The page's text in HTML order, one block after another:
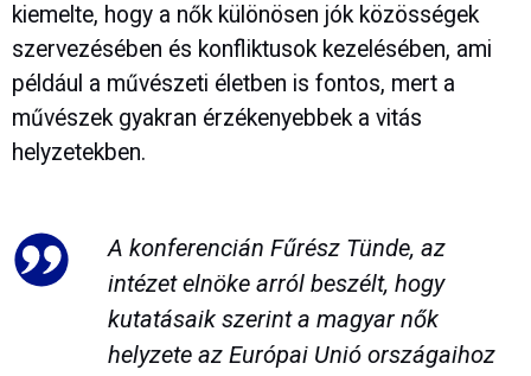
kiemelte, hogy a nők különösen jók közösségek
szervezésében és konfliktusok kezelésében, ami
például a művészeti életben is fontos, mert a
művészek gyakran érzékenyebbek a vitás
helyzetekben.
A konferencián Fűrész Tünde, az
intézet elnöke arról beszélt, hogy
kutatásaik szerint a magyar nők
helyzete az Európai Unió országaihoz